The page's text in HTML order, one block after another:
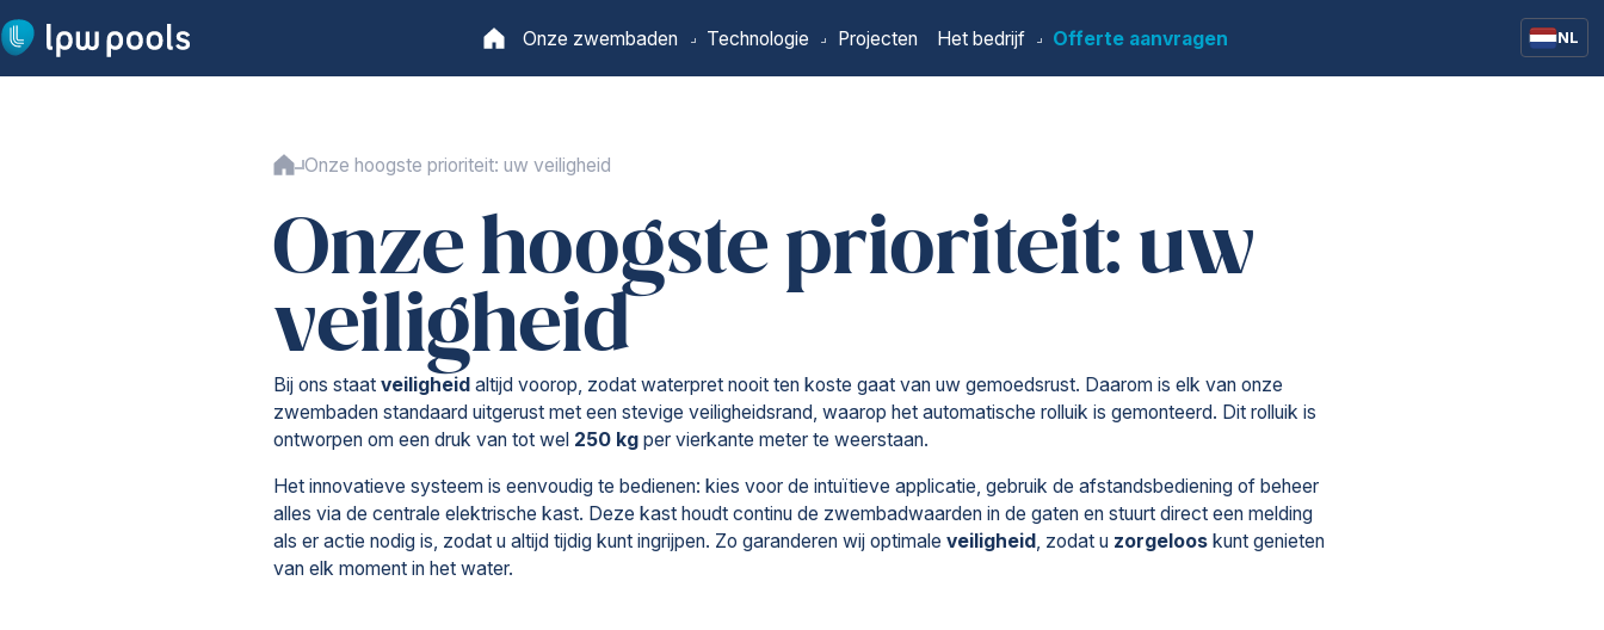
Ga naar hoofdinhoud
Hoofdpagina
Onze zwembaden Technologie Projecten Het bedrijf Offerte aanvragen NL
Onze hoogste prioriteit: uw veiligheid
Onze hoogste prioriteit: uw
veiligheid
Bij ons staatveiligheid altijd voorop, zodat waterpret nooit ten koste gaat van uw gemoedsrust. Daarom is elk van onze
zwembaden standaard uitgerust met een stevige veiligheidsrand, waarop het automatische rolluik is gemonteerd. Dit rolluik is
ontworpen om een druk van tot wel 250 kgper vierkante meter te weerstaan.
Het innovatieve systeem is eenvoudig te bedienen: kies voor de intuïtieve applicatie, gebruik de afstandsbediening of beheer
alles via de centrale elektrische kast. Deze kast houdt continu de zwembadwaarden in de gaten en stuurt direct een melding
als er actie nodig is, zodat u altijd tijdig kunt ingrijpen. Zo garanderen wij optimaleveiligheid, zodat u zorgeloos kunt genieten
van elk moment in het water.
Onze zwembaden
Ons aanbod
Lange garantievoorwaarden
Zwembadproductie
Veiligheid
Waterbehandeling
Technologie
Naadloos zwembad
zwembadafdekking
Verwarming
Tegenstroomsystemen